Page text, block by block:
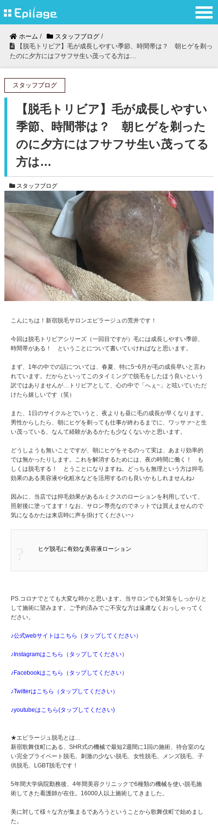
ホーム / スタッフブログ /
【脱毛トリビア】毛が成長しやすい季節、時間帯は？ 朝ヒゲを剃っ
たのに夕方にはフサフサ生い茂ってる方は…
スタッフブログ
【脱毛トリビア】毛が成長しやすい
季節、時間帯は？ 朝ヒゲを剃った
のに夕方にはフサフサ生い茂ってる
方は…
スタッフブログ
こんにちは！新宿脱毛サロンエピラージュの荒井です！
今回は脱毛トリビアシリーズ（一回目ですが）毛には成長しやすい季節、
時間帯がある！ ということについて書いていければなと思います。
まず、1年の中での話については、春夏、特に5~6月が毛の成長早いと言わ
れています。だからといってこのタイミングで脱毛をしたほう良いという
訳ではありませんが…トリビアとして、心の中で「へぇ~」と呟いていただ
けたら嬉しいです（笑）
また、1日のサイクルとでいうと、夜よりも昼に毛の成長が早くなります。
男性からしたら、朝にヒゲを剃っても仕事が終わるまでに、ワッサァ~と生
い茂っている、なんて経験があるかたも少なくないかと思います。
どうしようも無いことですが、朝にヒゲをそるのって実は、あまり効率的
では無かったりします。これを解消するためには、夜の時間に働く！ も
しくは脱毛する！ とうことになりますね。どっちも無理という方は抑毛
効果のある美容液や化粧水などを活用するのも良いかもしれませんね♪
因みに、当店では抑毛効果があるルミクスのローションを利用していて、
照射後に塗ってます！なお、サロン専売なのでネットでは買えませんので
気になるかたは来店時に声を掛けてください~♪
ヒゲ脱毛に有効な美容液ローション
PS.コロナでとても大変な時かと思います。当サロンでも対策をしっかりと
して施術に望みます。ご予約済みでご不安な方は遠慮なくおっしゃってく
ださい。
♪公式webサイトはこちら（タップしてください）
♪Instagramはこちら（タップしてください）
♪Facebookはこちら（タップしてください）
♪Twitterはこちら（タップしてください）
♪youtubeはこちら(タップしてください)
★エピラージュ脱毛とは…
新宿歌舞伎町にある、SHR式の機械で最短2週間に1回の施術、待合室のな
い完全プライベート脱毛、刺激の少ない脱毛、女性脱毛、メンズ脱毛、子
供脱毛、LGBT脱毛です！
5年間大学病院勤務後、4年間美容クリニックで6種類の機械を使い脱毛施
術してきた看護師が在住。16000人以上施術してきました。
美に対して様々な方が集まるであろうということから歌舞伎町で始めまし
た。